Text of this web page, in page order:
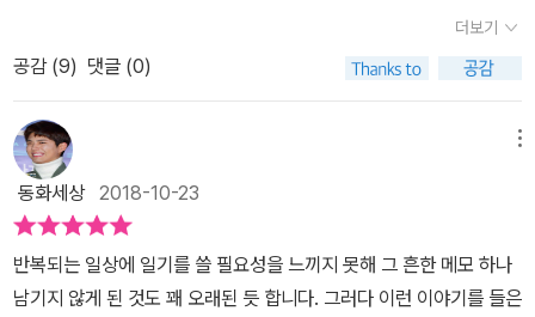
자기 전에 간단한 그림과 함께 글을 쓰고 나야 그제서야 잘 시간이구
나 하고 눈꺼풀이 무거워진단다. 자기 전에 오늘의 나를 한번 돌아보
번쯤 토닥여주고 잠자리에 드는 것. 그것참 필요한 일이다.한 장 한 장
귀여운 그림과 함께 짤막하게 쓴 일기들을 보니 어쩌면 매일 일기 쓰
는 것 별거 아니기도 하다. 물론 이 저자처럼 예쁜 그림까지 그려진 예
쁜 그림일기는 그릴 자신이 없지만 자기 전에 오늘 하루에 대해 5~6
줄 정도의 짧은 글은 그까짓 거 쓸 수 있지 않을까. 오늘의 나를, 오늘
의 내 감정을 휘발시키지 않고 일기장 한편에 저장해두는 마음으
하지만 학창 시절 이후로 일상이 바쁘다는 핑계를 대며 한 번도 꾸준
히 써보지 못했던 것 같다. 어린 시절에는 일기를 써서 선생님께 칭찬
도 받고, 상도 받고 그런 재미로 또 부지런히 글을 쓰곤 했었다. 이사
를 하면서 지금은 그 많은 일기장들을 다 잃어 버렸지만, 몇몇 대목은
아직도 기억이 날 정도로 추억이 새록새록 돋아나게 만드는 기억들이
다. 일기를 쓰면 좋은 점이 여러 가지가 있겠지만, 가장 좋은 건 비슷
비슷한 나의 하루가 특별한 순간으로 오래도록 남을 수 있다는 것 아
닐까 싶다. 가장 행복한 순간에 사진을 찍어서 남기는 것처럼, 일상의
한 대목도 그렇게 순간 포착해서 기록으로 남겨 두면 오랜 시간이 지
더보기
공감 (9) 댓글 (0)
동화세상2018-10-23
반복되는 일상에 일기를 쓸 필요성을 느끼지 못해 그 흔한 메모 하나
남기지 않게 된 것도 꽤 오래된 듯 합니다. 그러다 이런 이야기를 들은